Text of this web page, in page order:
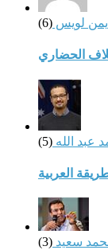
لويس (6)
الحضاري
عبد الله (5)
العربية
سعيد (3)